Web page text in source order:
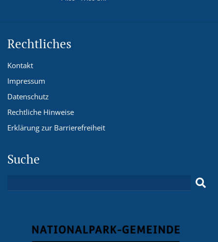
Rechtliches
Kontakt
Impressum
Datenschutz
Rechtliche Hinweise
Erklärung zur Barrierefreiheit
Suche